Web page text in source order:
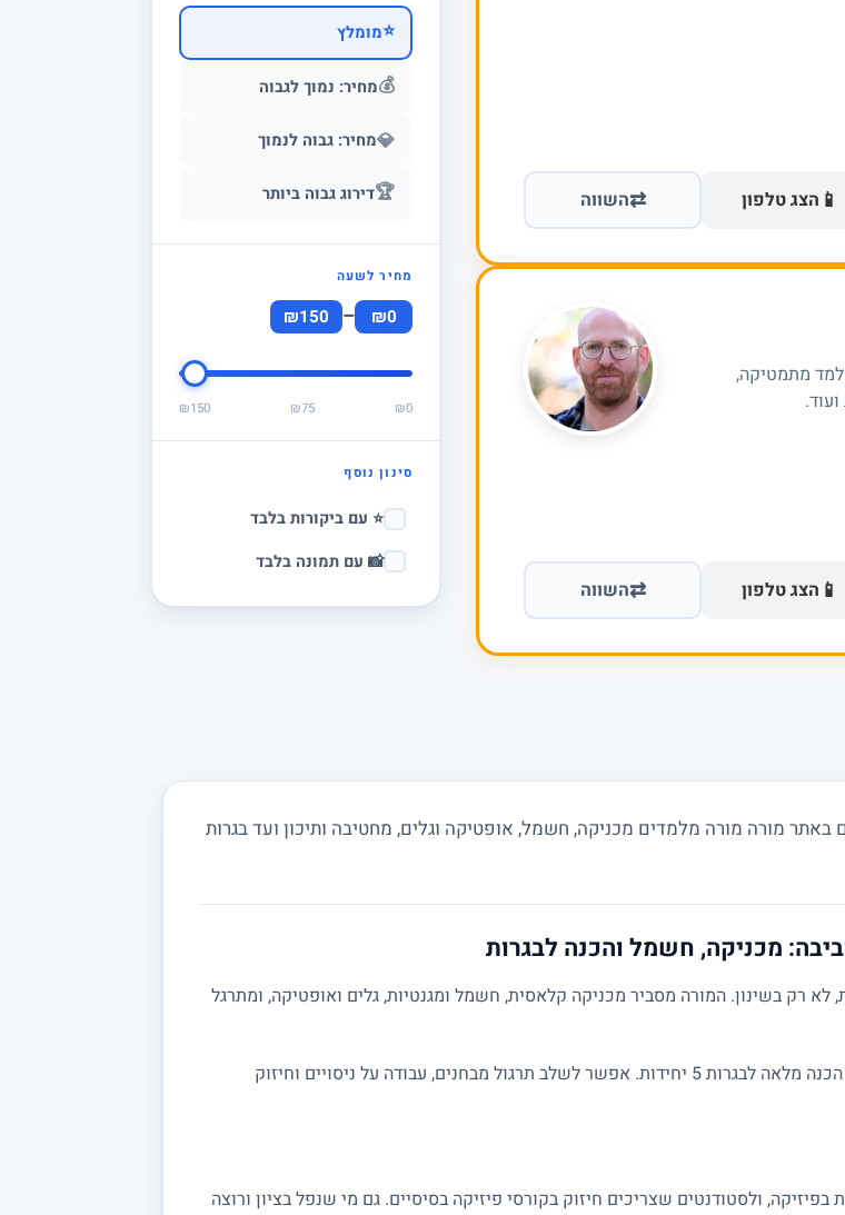
⭐מומלץ
💰מחיר: נמוך לגבוה
💎מחיר: גבוה לנמוך
🏆דירוג גבוה ביותר
מחיר לשעה
₪0
–
₪150
₪0
₪75
₪150
סינון נוסף
⭐ עם ביקורות בלבד
📸 עם תמונה בלבד
📱 הצג טלפון ⇄השווה
תואר שלישי מהטכניון, הנדסה כימית, אבא לבן 6. מלמד מתמטיקה,
📱 הצג טלפון ⇄השווה
מורה מורה מלמדים מכניקה, חשמל, אופטיקה וגלים, מחטיבה ותיכון ועד בגרות
מכניקה, חשמל והכנה לבגרות
רק בשינון. המורה מסביר מכניקה קלאסית, חשמל ומגנטיות, גלים ואופטיקה, ומתרגל
השיעורים מותאמים לרמת התלמיד: מחיזוק יסודות בחטיבה ועד הכנה מלאה לבגרות 5 יחידות. אפשר לשלב תרגול מבחנים, עבודה על ניסויים וחיזוק
חטיבה ותיכון, למתכוננים לבגרות 3, 4 ו 5 יחידות בפיזיקה, ולסטודנטים שצריכים חיזוק בקורסי פיזיקה בסיסיים. גם מי שנפל בציון ורוצה